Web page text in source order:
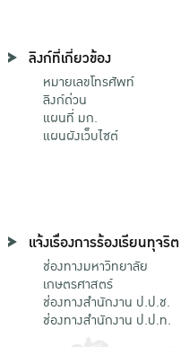
ลิงก์ที่เกี่ยวข้อง
หมายเลขโทรศัพท์
ลิงก์ด่วน
แผนที่ มก.
แผนผังเว็บไซต์
แจ้งเรื่องการร้องเรียนทุจริต
ช่องทางมหาวิทยาลัย
เกษตรศาสตร์
ช่องทางสำนักงาน ป.ป.ช.
ช่องทางสำนักงาน ป.ป.ท.